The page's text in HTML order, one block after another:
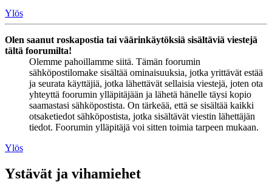
Ylös
Olen saanut roskapostia tai väärinkäytöksiä sisältäviä viestejä
tältä foorumilta!
Olemme pahoillamme siitä. Tämän foorumin
sähköpostilomake sisältää ominaisuuksia, jotka yrittävät estää
ja seurata käyttäjiä, jotka lähettävät sellaisia viestejä, joten ota
yhteyttä foorumin ylläpitäjään ja lähetä hänelle täysi kopio
saamastasi sähköpostista. On tärkeää, että se sisältää kaikki
otsaketiedot sähköpostista, jotka sisältävät viestin lähettäjän
tiedot. Foorumin ylläpitäjä voi sitten toimia tarpeen mukaan.
Ylös
Ystävät ja vihamiehet